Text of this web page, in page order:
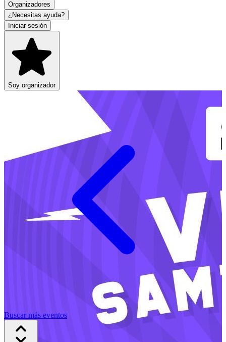
Organizadores
¿Necesitas ayuda?
Iniciar sesión
Soy organizador
Buscar más eventos